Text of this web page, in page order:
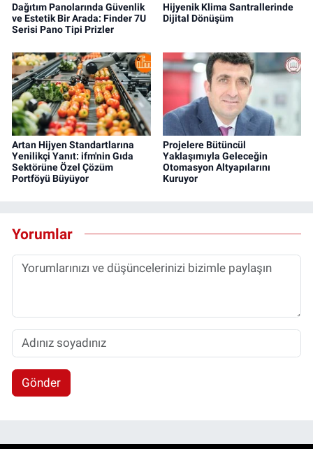
Dağıtım Panolarında Güvenlik
ve Estetik Bir Arada: Finder 7U
Serisi Pano Tipi Prizler
Hijyenik Klima Santrallerinde
Dijital Dönüşüm
Artan Hijyen Standartlarına
Yenilikçi Yanıt: ifm'nin Gıda
Sektörüne Özel Çözüm
Portföyü Büyüyor
Projelere Bütüncül
Yaklaşımıyla Geleceğin
Otomasyon Altyapılarını
Kuruyor
Yorumlar
Gönder